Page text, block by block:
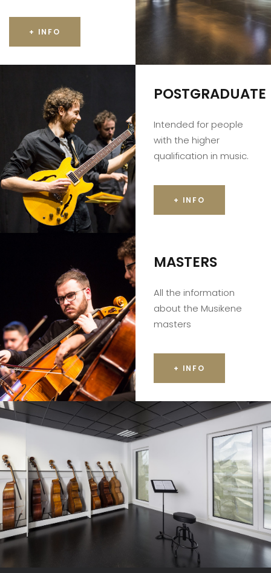
+ INFO
POSTGRADUATE
Intended for people
with the higher
qualification in music.
+ INFO
MASTERS
All the information
about the Musikene
masters
+ INFO